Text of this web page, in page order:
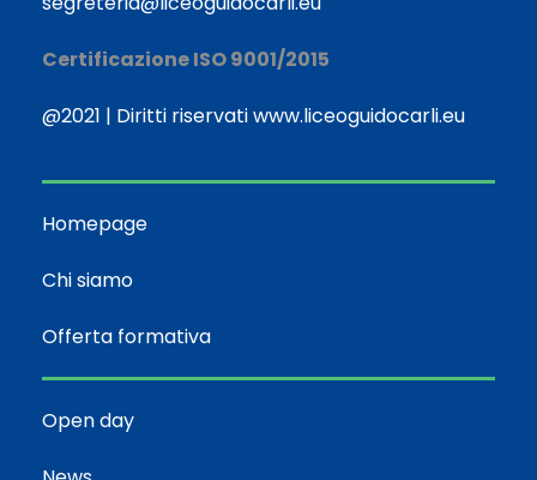
Certificazione ISO 9001/2015
@2021 | Diritti riservati www.liceoguidocarli.eu
Homepage
Chi siamo
Offerta formativa
Open day